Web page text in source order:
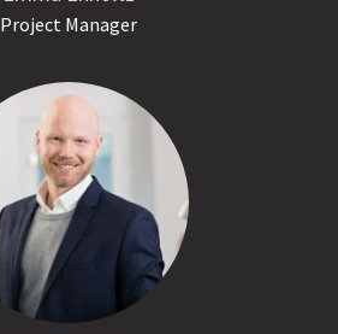
Project Manager